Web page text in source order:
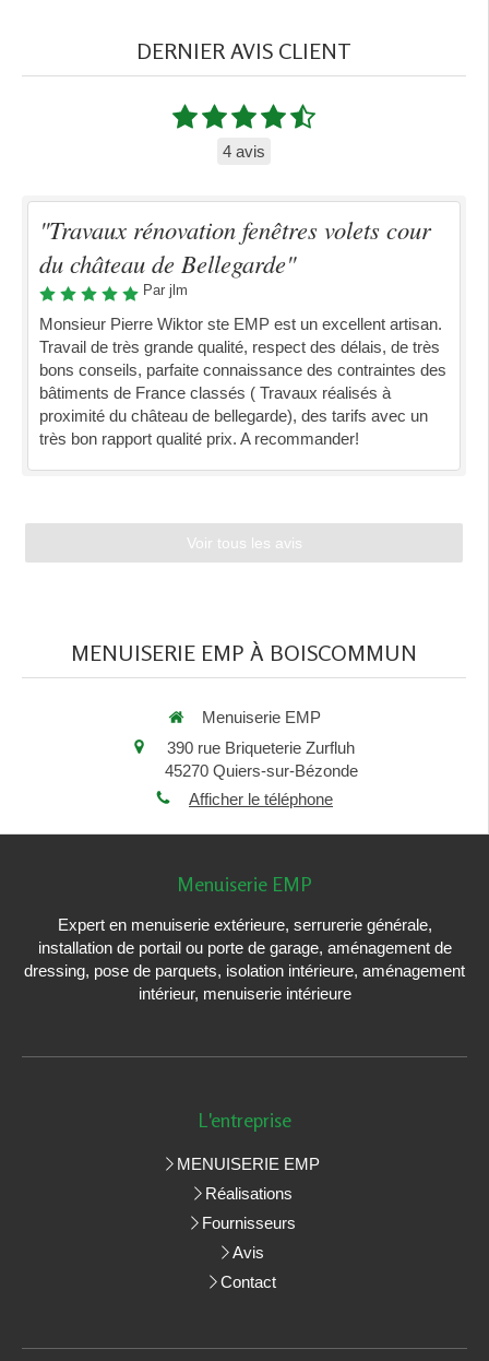
DERNIER AVIS CLIENT
4 avis
"Travaux rénovation fenêtres volets cour
du château de Bellegarde"
Par jlm
Monsieur Pierre Wiktor ste EMP est un excellent artisan.
Travail de très grande qualité, respect des délais, de très
bons conseils, parfaite connaissance des contraintes des
bâtiments de France classés ( Travaux réalisés à
proximité du château de bellegarde), des tarifs avec un
très bon rapport qualité prix. A recommander!
Voir tous les avis
MENUISERIE EMP À BOISCOMMUN
Menuiserie EMP
390 rue Briqueterie Zurfluh
45270 Quiers-sur-Bézonde
Afficher le téléphone
Menuiserie EMP
Expert en menuiserie extérieure, serrurerie générale,
installation de portail ou porte de garage, aménagement de
dressing, pose de parquets, isolation intérieure, aménagement
intérieur, menuiserie intérieure
L'entreprise
MENUISERIE EMP
Réalisations
Fournisseurs
Avis
Contact